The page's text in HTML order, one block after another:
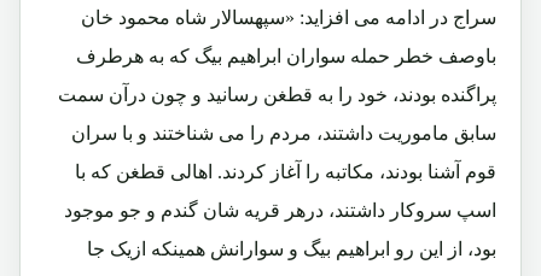
سراج در ادامه می افزاید: «سپهسالار شاه محمود خان
باوصف خطر حمله سواران ابراهیم بیگ که به هرطرف
پراگنده بودند، خود را به قطغن رسانید و چون درآن سمت
سابق ماموریت داشتند، مردم را می شناختند و با سران
قوم آشنا بودند، مکاتبه را آغاز کردند. اهالی قطغن که با
اسپ سروکار داشتند، درهر قریه شان گندم و جو موجود
بود، از این رو ابراهیم بیگ و سوارانش همینکه ازیک جا